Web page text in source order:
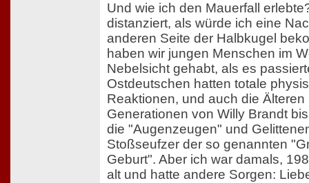
Und wie ich den Mauerfall
distanziert, als würde ich eine
anderen Seite der Halbkugel
haben wir jungen Menschen im
Nebelsicht gehabt, als es
Ostdeutschen hatten totale
Reaktionen, und auch die Älteren
Generationen von Willy Brandt
die "Augenzeugen" und
Stoßseufzer der so genannten
Geburt". Aber ich war damals,
alt und hatte andere Sorgen: